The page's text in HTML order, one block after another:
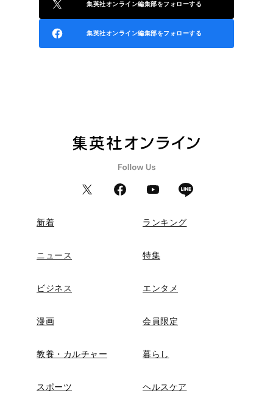
集英社オンライン編集部をフォローする
集英社オンライン編集部をフォローする
新着 ランキング
ニュース 特集
ビジネス エンタメ
漫画 会員限定
教養・カルチャー 暮らし
スポーツ ヘルスケア